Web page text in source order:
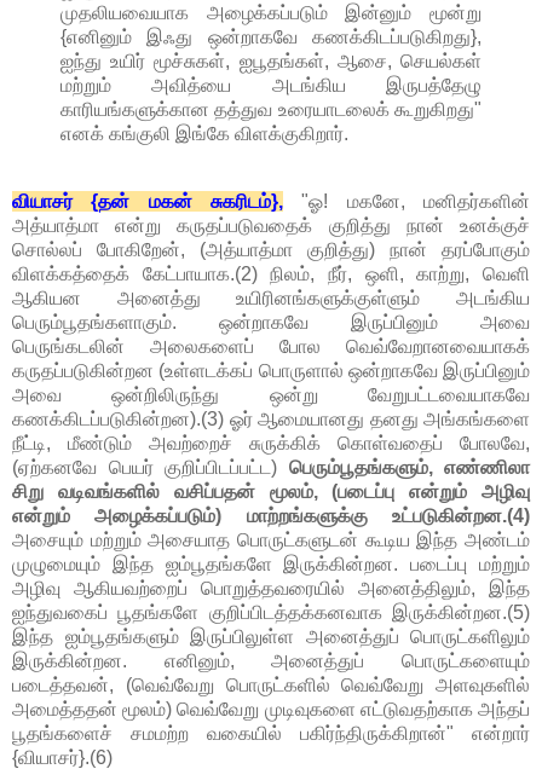
முதலியவையாக அழைக்கப்படும் இன்னும் மூன்று
{எனினும் இஃது ஒன்றாகவே கணக்கிடப்படுகிறது},
ஐந்து உயிர் மூச்சுகள், ஐபூதங்கள், ஆசை, செயல்கள்
மற்றும் அவித்யை அடங்கிய இருபத்தேழு
காரியங்களுக்கான தத்துவ உரையாடலைக் கூறுகிறது"
எனக் கங்குலி இங்கே விளக்குகிறார்.
வியாசர் {தன் மகன் சுகரிடம்}, "ஓ! மகனே, மனிதர்களின்
அத்யாத்மா என்று கருதப்படுவதைக் குறித்து நான் உனக்குச்
சொல்லப் போகிறேன், (அத்யாத்மா குறித்து) நான் தரப்போகும்
விளக்கத்தைக் கேட்பாயாக.(2) நிலம், நீர், ஒளி, காற்று, வெளி
ஆகியன அனைத்து உயிரினங்களுக்குள்ளும் அடங்கிய
பெரும்பூதங்களாகும். ஒன்றாகவே இருப்பினும் அவை
பெருங்கடலின் அலைகளைப் போல வெவ்வேறானவையாகக்
கருதப்படுகின்றன (உள்ளடக்கப் பொருளால் ஒன்றாகவே இருப்பினும்
அவை ஒன்றிலிருந்து ஒன்று வேறுபட்டவையாகவே
கணக்கிடப்படுகின்றன).(3) ஓர் ஆமையானது தனது அங்கங்களை
நீட்டி, மீண்டும் அவற்றைச் சுருக்கிக் கொள்வதைப் போலவே,
(ஏற்கனவே பெயர் குறிப்பிடப்பட்ட) பெரும்பூதங்களும், எண்ணிலா
சிறு வடிவங்களில் வசிப்பதன் மூலம், (படைப்பு என்றும் அழிவு
என்றும் அழைக்கப்படும்) மாற்றங்களுக்கு உட்படுகின்றன.(4)
அசையும் மற்றும் அசையாத பொருட்களுடன் கூடிய இந்த அண்டம்
முழுமையும் இந்த ஐம்பூதங்களே இருக்கின்றன. படைப்பு மற்றும்
அழிவு ஆகியவற்றைப் பொறுத்தவரையில் அனைத்திலும், இந்த
ஐந்துவகைப் பூதங்களே குறிப்பிடத்தக்கனவாக இருக்கின்றன.(5)
இந்த ஐம்பூதங்களும் இருப்பிலுள்ள அனைத்துப் பொருட்களிலும்
இருக்கின்றன. எனினும், அனைத்துப் பொருட்களையும்
படைத்தவன், (வெவ்வேறு பொருட்களில் வெவ்வேறு அளவுகளில்
அமைத்ததன் மூலம்) வெவ்வேறு முடிவுகளை எட்டுவதற்காக அந்தப்
பூதங்களைச் சமமற்ற வகையில் பகிர்ந்திருக்கிறான்" என்றார்
{வியாசர்}.(6)